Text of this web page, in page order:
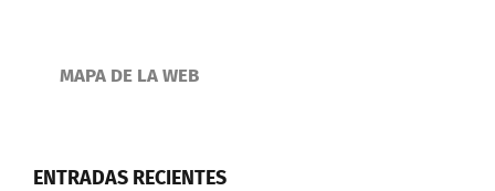
MAPA DE LA WEB
ENTRADAS RECIENTES